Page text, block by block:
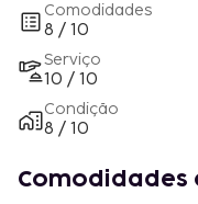
Comodidades
8 / 10
Serviço
10 / 10
Condição
8 / 10
Comodidades